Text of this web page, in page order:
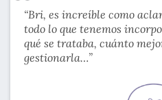
“Bri, es increíble como
todo lo que tenemos
qué se trataba, cuánto
gestionarla…”